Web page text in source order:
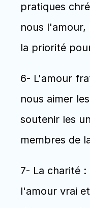
pratiques
nous
la priorité
6- L'amour
nous aimer
soutenir les
membres de
7- La charité :
l'amour vrai